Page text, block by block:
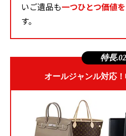
いご遺品も一つひとつ価値
す。
特長.02
オールジャンル対応